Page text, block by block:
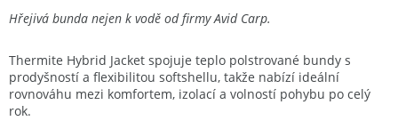
Hřejivá bunda nejen k vodě od firmy Avid Carp.
Thermite Hybrid Jacket spojuje teplo polstrované bundy s
prodyšností a flexibilitou softshellu, takže nabízí ideální
rovnováhu mezi komfortem, izolací a volností pohybu po celý
rok.